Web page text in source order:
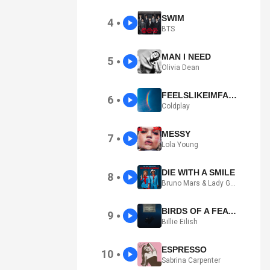
4 ● SWIM
BTS
5 ● MAN I NEED
Olivia Dean
6 ● FEELSLIKEIMFALLINGINLOVE
Coldplay
7 ● MESSY
Lola Young
8 ● DIE WITH A SMILE
Bruno Mars & Lady Gaga
9 ● BIRDS OF A FEATHER
Billie Eilish
10 ● ESPRESSO
Sabrina Carpenter